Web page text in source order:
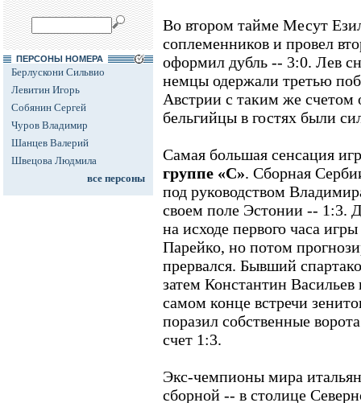
ПЕРСОНЫ НОМЕРА
Берлускони Сильвио
Левитин Игорь
Собянин Сергей
Чуров Владимир
Шанцев Валерий
Швецова Людмила
все персоны
Во втором тайме Месут
соплеменников и провел
оформил дубль -- 3:0. Лев
немцы одержали третью
Австрии с таким же счетом
бельгийцы в гостях были
Самая большая сенсация
группе «С». Сборная
под руководством
своем поле Эстонии -- 1:3.
на исходе первого часа
Парейко, но потом
прервался. Бывший
затем Константин Васильев
самом конце встречи
поразил собственные
счет 1:3.
Экс-чемпионы мира
сборной -- в столице